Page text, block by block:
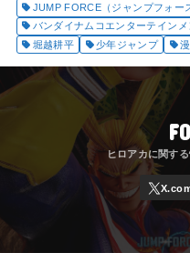
JUMP FORCE（ジャンプフォー
バンダイナムコエンターテインメ
堀越耕平
少年ジャンプ